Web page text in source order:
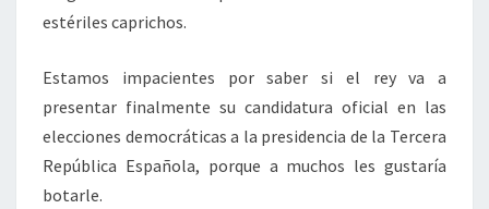
estériles caprichos.
Estamos impacientes por saber si el rey va a
presentar finalmente su candidatura oficial en las
elecciones democráticas a la presidencia de la Tercera
República Española, porque a muchos les gustaría
botarle.